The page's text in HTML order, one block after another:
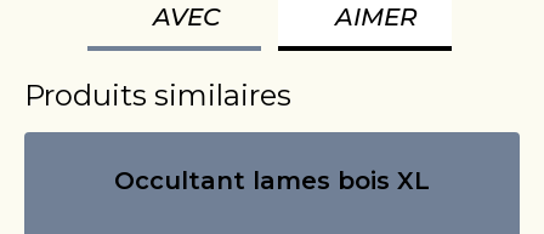
AVEC
AIMER
Produits similaires
Occultant lames bois XL